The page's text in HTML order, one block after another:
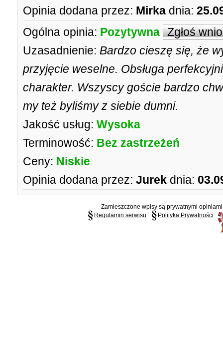
Opinia dodana przez: Mirka dnia:
Ogólna opinia: Pozytywna Zgłoś
Uzasadnienie: Bardzo cieszę się, że
przyjęcie weselne. Obsługa
charakter. Wszyscy goście bardzo
my też byliśmy z siebie dumni.
Jakość usług: Wysoka
Terminowość: Bez zastrzeżeń
Ceny: Niskie
Opinia dodana przez: Jurek dnia:
Zamieszczone wpisy są prywatnymi
Regulamin serwisu
Polityka Prywatności